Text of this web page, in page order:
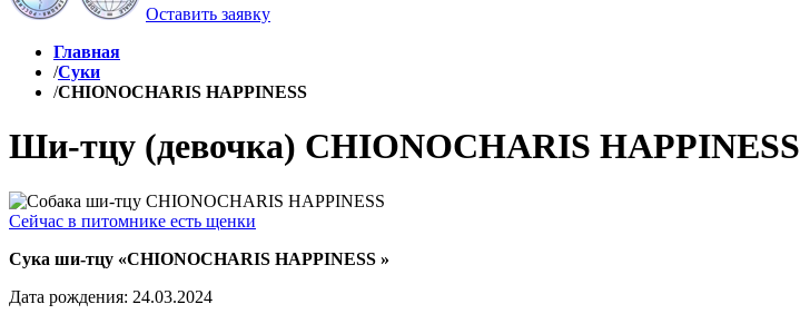
Оставить заявку
Главная
/Суки
/CHIONOCHARIS HAPPINESS
Ши-тцу (девочка) CHIONOCHARIS HAPPINESS
Сейчас в питомнике есть щенки
Сука ши-тцу «CHIONOCHARIS HAPPINESS »
Дата рождения: 24.03.2024